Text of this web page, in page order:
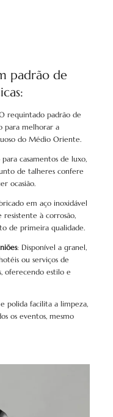
padrão de
requintado padrão de
para melhorar a
do Médio Oriente.
casamentos de luxo,
de talheres confere
ocasião.
em aço inoxidável
à corrosão,
de primeira qualidade.
: Disponível a granel,
ou serviços de
oferecendo estilo e
polida facilita a limpeza,
os eventos, mesmo